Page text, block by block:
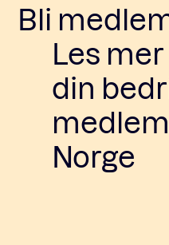
Bli
Les
din
Norge